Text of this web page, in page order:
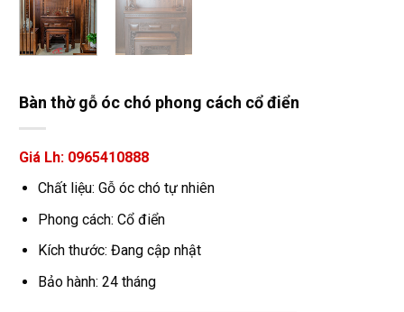
Bàn thờ gỗ óc chó phong cách cổ điển
Giá Lh: 0965410888
Chất liệu: Gỗ óc chó tự nhiên
Phong cách: Cổ điển
Kích thước: Đang cập nhật
Bảo hành: 24 tháng